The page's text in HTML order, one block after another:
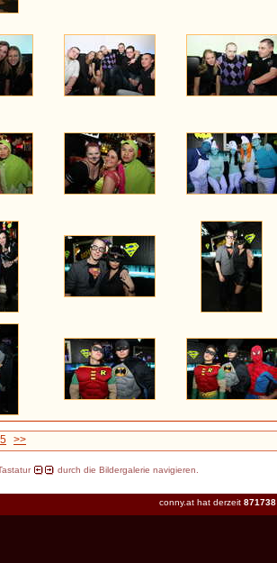
5 >>
durch die Bildergalerie navigieren.
conny.at hat derzeit 871738